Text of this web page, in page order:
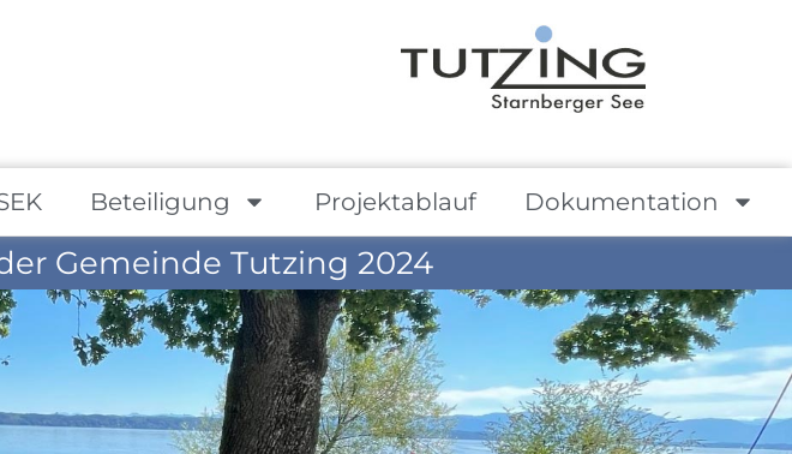
Beteiligung Projektablauf Dokumentation
Gemeinde Tutzing 2024